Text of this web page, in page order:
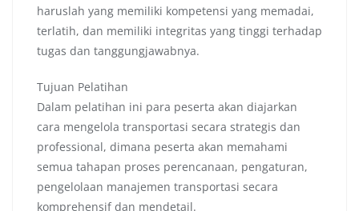
haruslah yang memiliki kompetensi yang memadai,
terlatih, dan memiliki integritas yang tinggi terhadap
tugas dan tanggungjawabnya.
Tujuan Pelatihan
Dalam pelatihan ini para peserta akan diajarkan
cara mengelola transportasi secara strategis dan
professional, dimana peserta akan memahami
semua tahapan proses perencanaan, pengaturan,
pengelolaan manajemen transportasi secara
komprehensif dan mendetail.